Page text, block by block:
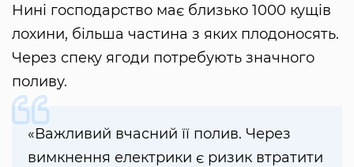
Нині господарство має близько 1000 кущів
лохини, більша частина з яких плодоносять.
Через спеку ягоди потребують значного
поливу.
«Важливий вчасний її полив. Через
вимкнення електрики є ризик втратити